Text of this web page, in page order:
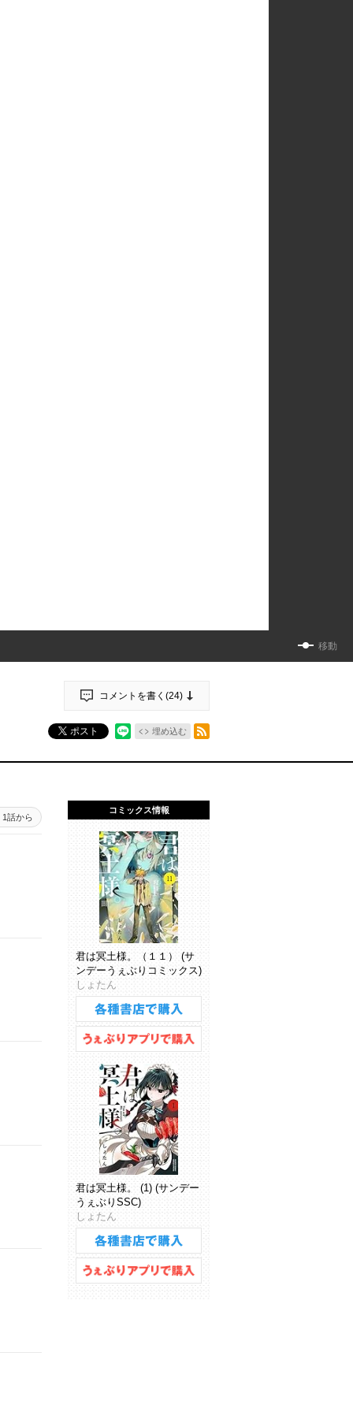
移動
コメントを書く(24)
ポスト 埋め込む
1話から
コミックス情報
君は冥土様。（１１） (サ
ンデーうぇぶりコミックス)
しょたん
君は冥土様。 (1) (サンデー
うぇぶりSSC)
しょたん